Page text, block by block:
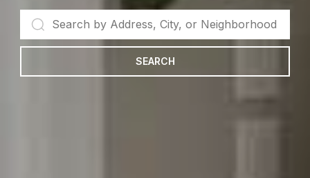
SEARCH